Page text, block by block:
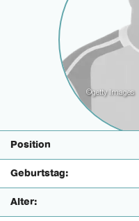
©getty Images
Position
Geburtstag:
Alter: